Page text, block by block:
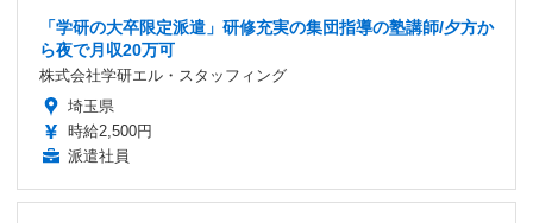
「学研の大卒限定派遣」研修充実の集団指導の塾講師/夕方か
ら夜で月収20万可
株式会社学研エル・スタッフィング
埼玉県
時給2,500円
派遣社員